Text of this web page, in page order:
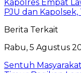
Kapolres Empat
PJU dan
Berita Terkait
Rabu, 5 Agustus
Sentuh